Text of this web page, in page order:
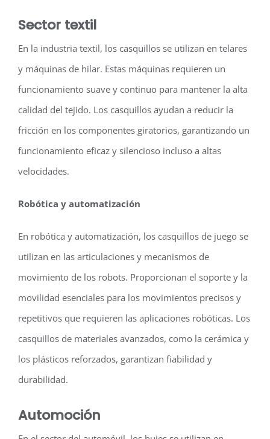
Sector textil
En la industria textil, los casquillos se utilizan en telares
y máquinas de hilar. Estas máquinas requieren un
funcionamiento suave y continuo para mantener la alta
calidad del tejido. Los casquillos ayudan a reducir la
fricción en los componentes giratorios, garantizando un
funcionamiento eficaz y silencioso incluso a altas
velocidades.
Robótica y automatización
En robótica y automatización, los casquillos de juego se
utilizan en las articulaciones y mecanismos de
movimiento de los robots. Proporcionan el soporte y la
movilidad esenciales para los movimientos precisos y
repetitivos que requieren las aplicaciones robóticas. Los
casquillos de materiales avanzados, como la cerámica y
los plásticos reforzados, garantizan fiabilidad y
durabilidad.
Automoción